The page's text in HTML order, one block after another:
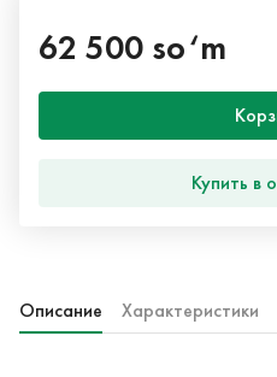
62 500 so‘m
Купить в
Описание Характеристики